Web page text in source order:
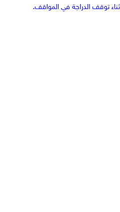
توقف الدراجة في المواقف.